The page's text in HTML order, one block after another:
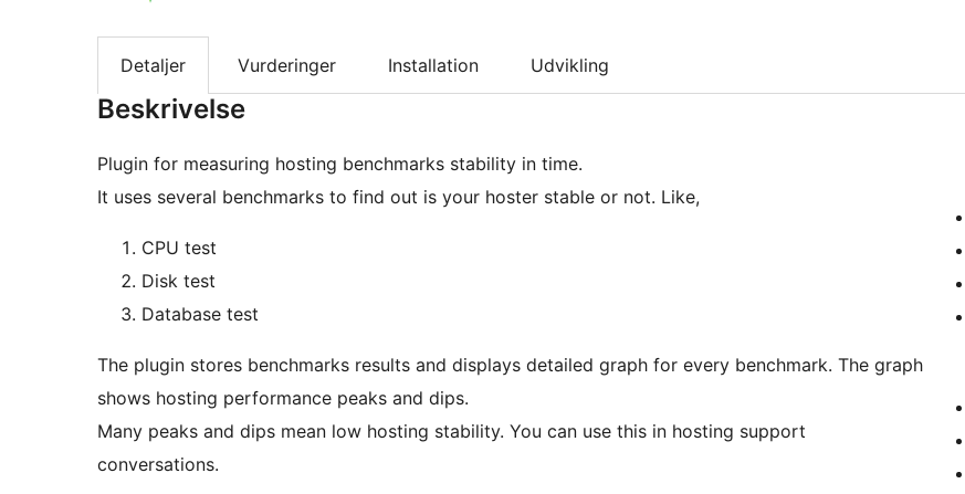
Detaljer Vurderinger Installation Udvikling
Beskrivelse
Plugin for measuring hosting benchmarks stability in time.
It uses several benchmarks to find out is your hoster stable or not. Like,
CPU test
Disk test
Database test
The plugin stores benchmarks results and displays detailed graph for every benchmark. The graph
shows hosting performance peaks and dips.
Many peaks and dips mean low hosting stability. You can use this in hosting support
conversations.